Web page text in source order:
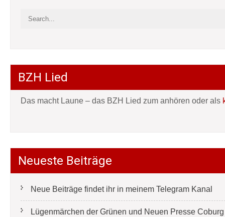
BZH Lied
Das macht Laune – das BZH Lied zum anhören oder als
Neueste Beiträge
Neue Beiträge findet ihr in meinem Telegram Kanal
Lügenmärchen der Grünen und Neuen Presse